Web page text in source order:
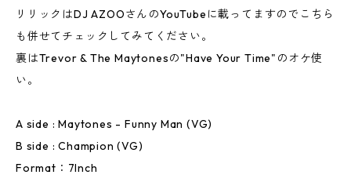
リリックはDJ AZOOさんのYouTubeに載ってますのでこちら
も併せてチェックしてみてください。
裏はTrevor & The Maytonesの"Have Your Time"のオケ使
い。
A side : Maytones - Funny Man (VG)
B side : Champion (VG)
Format：7Inch